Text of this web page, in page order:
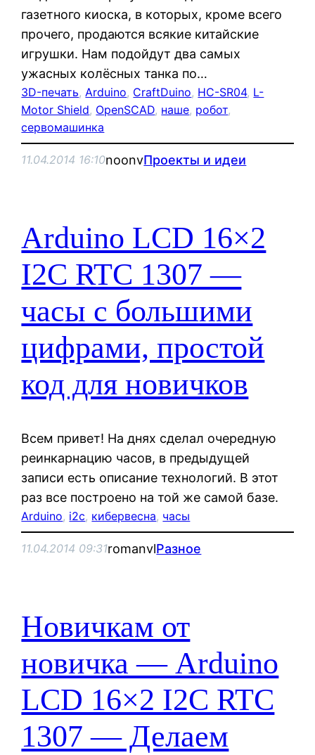
газетного киоска, в которых, кроме всего
прочего, продаются всякие китайские
игрушки. Нам подойдут два самых
ужасных колёсных танка по…
3D-печать, Arduino, CraftDuino, HC-SR04, L-
Motor Shield, OpenSCAD, наше, робот
сервомашинка
11.04.2014 16:10noonvПроекты и идеи
Arduino LCD 16×2
I2C RTC 1307 —
часы с большими
цифрами, простой
код для новичков
Всем привет! На днях сделал очередную
реинкарнацию часов, в предыдущей
записи есть описание технологий. В этот
раз все построено на той же самой базе.
Arduino, i2c, кибервесна, часы
11.04.2014 09:31romanvlРазное
Новичкам от
новичка — Arduino
LCD 16×2 I2C RTC
1307 — Делаем